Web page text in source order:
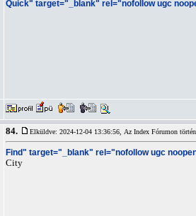
Quick" target="_blank" rel="nofollow ugc
84. Elküldve: 2024-12-04 13:36:56, Az Index Fórumon
Find" target="_blank" rel="nofollow ugc
City